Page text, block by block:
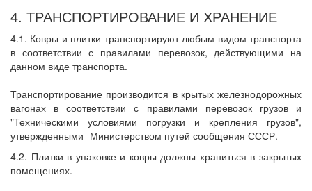
4. ТРАНСПОРТИРОВАНИЕ И ХРАНЕНИЕ
4.1. Ковры и плитки транспортируют любым видом транспорта
в соответствии с правилами перевозок, действующими на
данном виде транспорта.
Транспортирование производится в крытых железнодорожных
вагонах в соответствии с правилами перевозок грузов и
"Техническими условиями погрузки и крепления грузов",
утвержденными Министерством путей сообщения СССР.
4.2. Плитки в упаковке и ковры должны храниться в закрытых
помещениях.